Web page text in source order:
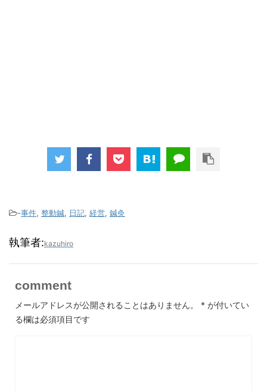
-事件, 整動鍼, 日記, 経営, 鍼灸
執筆者:kazuhiro
comment
メールアドレスが公開されることはありません。 * が付いてい
る欄は必須項目です